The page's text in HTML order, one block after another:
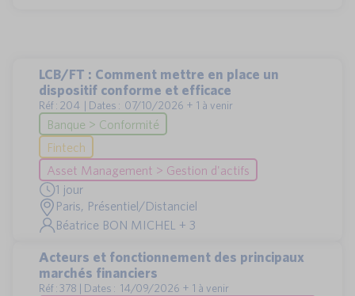
LCB/FT : Comment mettre en place un
dispositif conforme et efficace
Réf : 204 | Dates : 07/10/2026 + 1 à venir
Banque > Conformité
Fintech
Asset Management > Gestion d'actifs
1 jour
Paris, Présentiel/Distanciel
Béatrice BON MICHEL + 3
Acteurs et fonctionnement des principaux
marchés financiers
Réf : 378 | Dates : 14/09/2026 + 1 à venir